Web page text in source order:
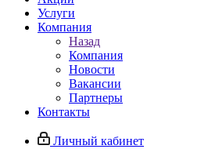
Услуги
Компания
Назад
Компания
Новости
Вакансии
Партнеры
Контакты
Личный кабинет